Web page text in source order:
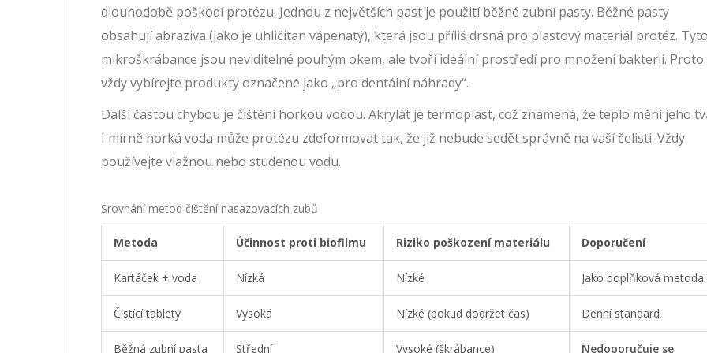
dlouhodobě poškodí protézu. Jednou z největších past je použití běžné zubní pasty. Běžné pasty
obsahují abraziva (jako je uhličitan vápenatý), která jsou příliš drsná pro plastový materiál protéz. Tyto
mikroškrábance jsou neviditelné pouhým okem, ale tvoří ideální prostředí pro množení bakterií. Proto
vždy vybírejte produkty označené jako „pro dentální náhrady“.
Další častou chybou je čištění horkou vodou. Akrylát je termoplast, což znamená, že teplo mění jeho
I mírně horká voda může protézu zdeformovat tak, že již nebude sedět správně na vaší čelisti. Vždy
používejte vlažnou nebo studenou vodu.
Srovnání metod čištění nasazovacích zubů
Metoda Účinnost proti biofilmu Riziko poškození materiálu Doporučení
Kartáček + voda Nízká Nízké Jako doplňková metoda
Čistící tablety Vysoká Nízké (pokud dodržet čas) Denní standard
Běžná zubní pasta Střední Vysoké (škrábance) Nedoporučuje se